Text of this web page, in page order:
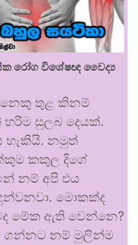
රෝග විශේෂඥ වෛද්‍ය
තුළ කිනම්
සුලබ දෙයක්.
හැකියි. නමුත්
කකුල දිගේ
නම් අපි එය
මොකක්ද
මේක ඇති වෙන්නෙ?
ගන්නට නම් මුලින්ම